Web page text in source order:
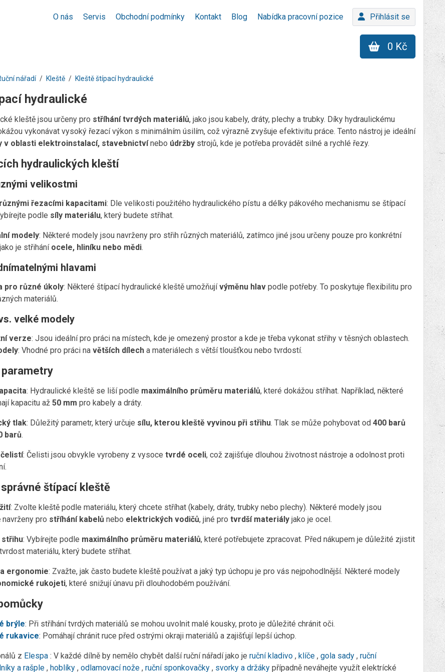
O nás Servis Obchodní podmínky Kontakt Blog Nabídka pracovní pozice Přihlásit se
0 Kč
nářadí Kleště Kleště štípací hydraulické
hydraulické
kleště jsou určeny pro stříhání tvrdých materiálů, jako jsou kabely, dráty, plechy a trubky. Díky hydraulickému
vykonávat vysoký řezací výkon s minimálním úsilím, což výrazně zvyšuje efektivitu práce. Tento nástroj je ideální
v oblasti elektroinstalací, stavebnictvínebo údržby strojů, kde je potřeba provádět silné a rychlé řezy.
hydraulických kleští
velikostmi
řezacími kapacitami: Dle velikosti použitého hydraulického pístu a délky pákového mechanismu se štípací
podle síly materiálu, který budete stříhat.
modely: Některé modely jsou navrženy pro střih různých materiálů, zatímco jiné jsou určeny pouze pro konkrétní
je střihání ocele, hliníku nebo mědi.
hlavami
pro různé úkoly: Některé štípací hydraulické kleště umožňujívýměnu hlav podle potřeby. To poskytuje flexibilitu pro
materiálů.
velké modely
verze: Jsou ideální pro práci na místech, kde je omezený prostor a kde je třeba vykonat střihy v těsných oblastech.
: Vhodné pro práci na větších dílech a materiálech s větší tloušťkou nebo tvrdostí.
: Hydraulické kleště se liší podle maximálního průměru materiálů, které dokážou stříhat. Například, některé
kapacitu až 50 mm pro kabely a dráty.
tlak: Důležitý parametr, který určuje sílu, kterou kleště vyvinou při střihu. Tlak se může pohybovat od 400 barů
barů.
: Čelisti jsou obvykle vyrobeny z vysoce tvrdé oceli, což zajišťuje dlouhou životnost nástroje a odolnost proti
štípací kleště
: Zvolte kleště podle materiálu, který chcete stříhat (kabely, dráty, trubky nebo plechy). Některé modely jsou
pro stříhání kabelů nebo elektrických vodičů, jiné pro tvrdší materiály jako je ocel.
střihu: Vybírejte podle maximálního průměru materiálů, které potřebujete zpracovat. Před nákupem je důležité zjistit
materiálu, který budete stříhat.
ergonomie: Zvažte, jak často budete kleště používat a jaký typ úchopu je pro vás nejpohodlnější. Některé modely
rukojeti, které snižují únavu při dlouhodobém používání.
brýle: Při stříhání tvrdých materiálů se mohou uvolnit malé kousky, proto je důležité chránit oči.
rukavice: Pomáhají chránit ruce před ostrými okraji materiálů a zajišťují lepší úchop.
z Elespa : V každé dílně by nemělo chybět další ruční nářadí jako je ruční kladivo , klíče , gola sady , ruční
a rašple , hoblíky , odlamovací nože , ruční sponkovačky , svorky a držáky případně neváhejte využít elektrícké